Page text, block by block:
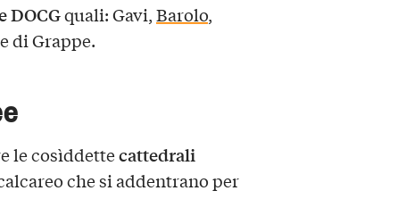
DOCGquali: Gavi,Barolo,
di Grappe.
le cosìddettecattedrali
che si addentrano per